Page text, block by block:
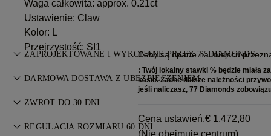
Ceny są oparte na miejscu
: Twój lokalny stawki % będzie miała
kasie. Żadne dalsze należności
jeśli naliczasz, 77 Diamonds
Cena ustawień.€ 1.472,80
(Nie obejmuje centrum)
Waga całkowita: approx. 0.21ct
Ustawienie: Claw
Kolor: L
Przejrzystość: SI1
ZAPROJEKTOWANE I WYKONANE PRZEZ 77 DIAMONDS
Sztuka jubilerska dopracowana do perfekcji przez mistrzów
77 Diamonds — krok po kroku.
DARMOWA DOSTAWA Z UBEZPIECZENIEM
Wszystkie opłaty pocztowe są bezpłatne, bez względu na to,
gdzie Państwo mieszkają. Wyślemy Państwa przedmiot bez
ryzyka i w pełni ubezpieczony za pośrednictwem specjalnej
ZWROT DO 30 DNI
Jeśli nie jesteś w pełni zadowolony, możesz zwrócić lub
REGULACJA ROZMIARU 60 DNI